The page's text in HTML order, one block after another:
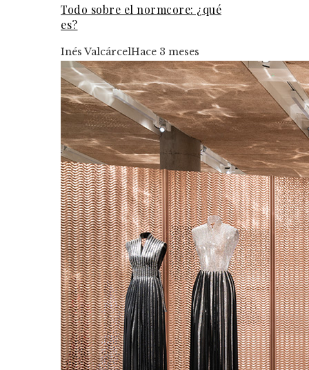
Todo sobre el normcore: ¿qué
es?
Inés ValcárcelHace 3 meses